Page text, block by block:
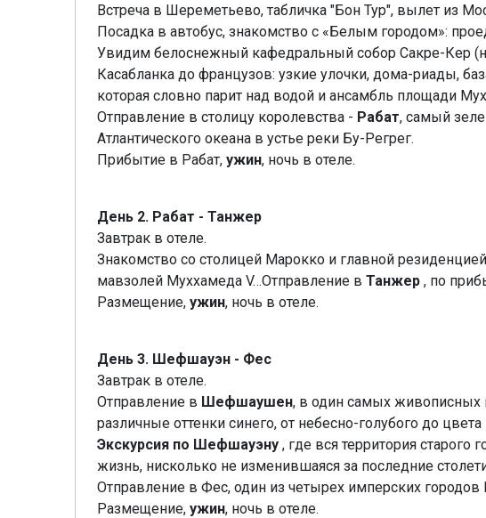
Встреча в Шереметьево, табличка "Бон Тур", вылет из
Посадка в автобус, знакомство с «Белым городом»:
Увидим белоснежный кафедральный собор Сакре-Кер
Касабланка до французов: узкие улочки, дома-риады,
которая словно парит над водой и ансамбль площади
Отправление в столицу королевства - Рабат, самый
Атлантического океана в устье реки Бу-Регрег.
Прибытие в Рабат, ужин, ночь в отеле.
День 2. Рабат - Танжер
Завтрак в отеле.
Знакомство со столицей Марокко и главной
мавзолей Муххамеда V…Отправление в Танжер , по
Размещение, ужин, ночь в отеле.
День 3. Шефшауэн - Фес
Завтрак в отеле.
Отправление в Шефшаушен, в один самых живописных
различные оттенки синего, от небесно-голубого до цвета
Экскурсия по Шефшауэну , где вся территория
жизнь, нисколько не изменившаяся за последние
Отправление в Фес, один из четырех имперских городов
Размещение, ужин, ночь в отеле.